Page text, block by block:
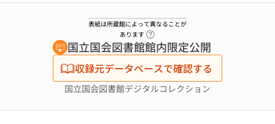
表紙は所蔵館によって異なることが
あります
国立国会図書館館内限定公開
収録元データベースで確認する
国立国会図書館デジタルコレクション